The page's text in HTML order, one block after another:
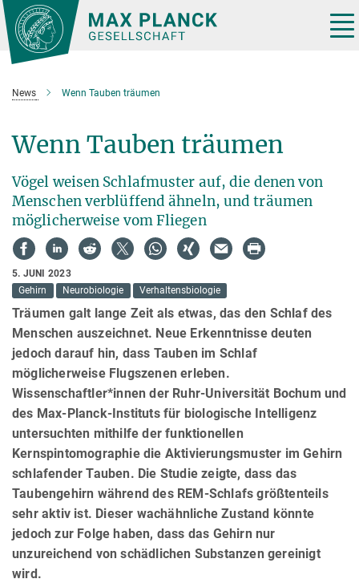
Hauptinhalt
News Wenn Tauben träumen
Wenn Tauben träumen
Vögel weisen Schlafmuster auf, die denen von
Menschen verblüffend ähneln, und träumen
möglicherweise vom Fliegen
5. JUNI 2023
Gehirn
Neurobiologie Verhaltensbiologie
Träumen galt lange Zeit als etwas, das den Schlaf des
Menschen auszeichnet. Neue Erkenntnisse deuten
jedoch darauf hin, dass Tauben im Schlaf
möglicherweise Flugszenen erleben.
Wissenschaftler*innen der Ruhr-Universität Bochum und
des Max-Planck-Instituts für biologische Intelligenz
untersuchten mithilfe der funktionellen
Kernspintomographie die Aktivierungsmuster im Gehirn
schlafender Tauben. Die Studie zeigte, dass das
Taubengehirn während des REM-Schlafs größtenteils
sehr aktiv ist. Dieser wachähnliche Zustand könnte
jedoch zur Folge haben, dass das Gehirn nur
unzureichend von schädlichen Substanzen gereinigt
wird.